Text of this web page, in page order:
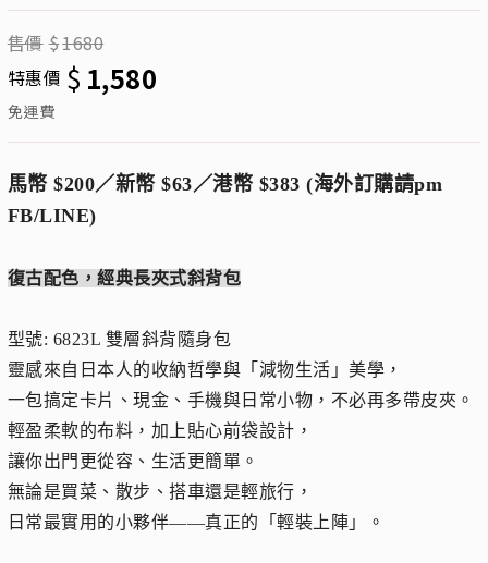
售價 $1680
特惠價 $ 1,580
免運費
馬幣 $200／新幣 $63／港幣 $383 (海外訂購請pm
FB/LINE)
復古配色，經典長夾式斜背包
型號: 6823L 雙層斜背隨身包
靈感來自日本人的收納哲學與「減物生活」美學，
一包搞定卡片、現金、手機與日常小物，不必再多帶皮夾。
輕盈柔軟的布料，加上貼心前袋設計，
讓你出門更從容、生活更簡單。
無論是買菜、散步、搭車還是輕旅行，
日常最實用的小夥伴——真正的「輕裝上陣」。